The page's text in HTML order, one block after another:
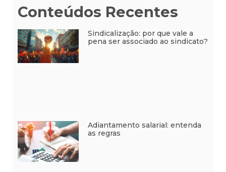
Conteúdos Recentes
Sindicalização: por que vale a
pena ser associado ao sindicato?
Adiantamento salarial: entenda
as regras